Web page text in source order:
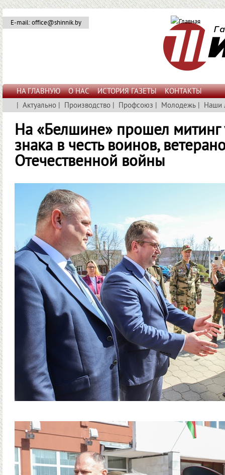
E-mail: office@shinnik.by
НА ГЛАВНУЮ О НАС ИСТОРИЯ ГАЗЕТЫ
КОНТАКТЫ
| Актуально | Производство | Профсоюз | Молодежь | Наши
На «Белшине» прошел митинг
знака в честь воинов,
Отечественной войны